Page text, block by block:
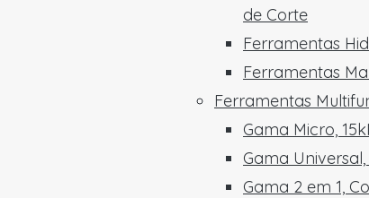
de Corte
Ferramentas
Ferramentas
Ferramentas
Gama Micro,
Gama
Gama 2 em 1,